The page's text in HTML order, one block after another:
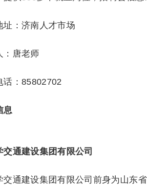
：济南人才市场
唐老师
：85802702
息
交通建设集团有限公司
建设集团有限公司前身为山东省